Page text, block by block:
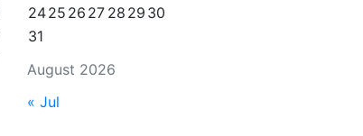
August 2026
2425 26 27 28 29 30
31
« Jul